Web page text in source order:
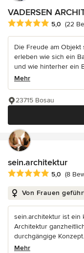
VADERSEN
Durchschnittliche
5,0 (22
Die Freude am Objekt
erleben wie sich ein
und wie hinterher ein
Mehr
23715 Bosau
sein.architektur
Durchschnittliche
5,0 (8
Von Frauen
sein.architektur ist ein
Architektur
durchgängige
Mehr